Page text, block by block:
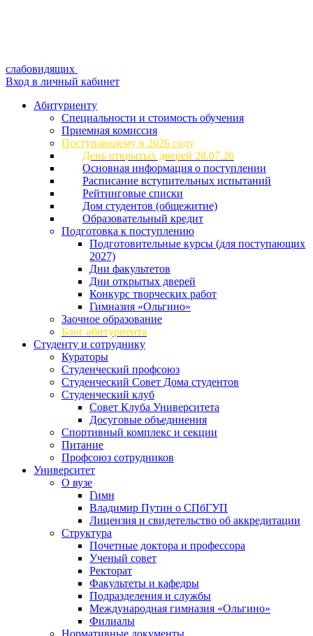
слабовидящих
Вход в личный кабинет
Абитуриенту
Специальности и стоимость обучения
Приемная комиссия
Поступающему в 2026 году
День открытых дверей 28.07.26
Основная информация о поступлении
Расписание вступительных испытаний
Рейтинговые списки
Дом студентов (общежитие)
Образовательный кредит
Подготовка к поступлению
Подготовительные курсы (для поступающих
2027)
Дни факультетов
Дни открытых дверей
Конкурс творческих работ
Гимназия «Ольгино»
Заочное образование
Блог абитуриента
Студенту и сотруднику
Кураторы
Студенческий профсоюз
Студенческий Совет Дома студентов
Студенческий клуб
Совет Клуба Университета
Досуговые объединения
Спортивный комплекс и секции
Питание
Профсоюз сотрудников
Университет
О вузе
Гимн
Владимир Путин о СПбГУП
Лицензия и свидетельство об аккредитации
Структура
Почетные доктора и профессора
Ученый совет
Ректорат
Факультеты и кафедры
Подразделения и службы
Международная гимназия «Ольгино»
Филиалы
Нормативные документы